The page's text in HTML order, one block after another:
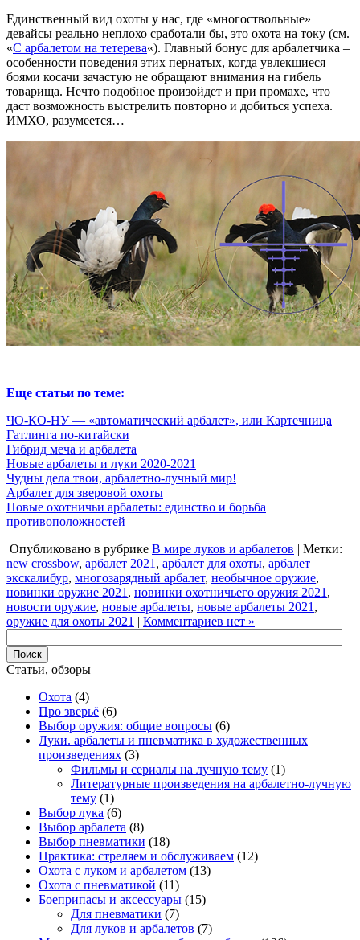
Единственный вид охоты у нас, где «многоствольные»
девайсы реально неплохо сработали бы, это охота на току (см.
«С арбалетом на тетерева«). Главный бонус для арбалетчика –
особенности поведения этих пернатых, когда увлекшиеся
боями косачи зачастую не обращают внимания на гибель
товарища. Нечто подобное произойдет и при промахе, что
даст возможность выстрелить повторно и добиться успеха.
ИМХО, разумеется…
Еще статьи по теме:
ЧО-КО-НУ — «автоматический арбалет», или Картечница
Гатлинга по-китайски
Гибрид меча и арбалета
Новые арбалеты и луки 2020-2021
Чудны дела твои, арбалетно-лучный мир!
Арбалет для зверовой охоты
Новые охотничьи арбалеты: единство и борьба
противоположностей
Опубликовано в рубрике В мире луков и арбалетов | Метки:
new crossbow, арбалет 2021 , арбалет для охоты, арбалет
экскалибур, многозарядный арбалет, необычное оружие,
новинки оружие 2021 , новинки охотничьего оружия 2021 ,
новости оружие, новые арбалеты, новые арбалеты 2021 ,
оружие для охоты 2021 | Комментариев нет »
Статьи, обзоры
Охота (4)
Про зверьё (6)
Выбор оружия: общие вопросы (6)
Луки. арбалеты и пневматика в художественных
произведениях (3)
Фильмы и сериалы на лучную тему (1)
Литературные произведения на арбалетно-лучную
тему (1)
Выбор лука (6)
Выбор арбалета (8)
Выбор пневматики (18)
Практика: стреляем и обслуживаем (12)
Охота с луком и арбалетом (13)
Охота с пневматикой (11)
Боеприпасы и аксессуары (15)
Для пневматики (7)
Для луков и арбалетов (7)